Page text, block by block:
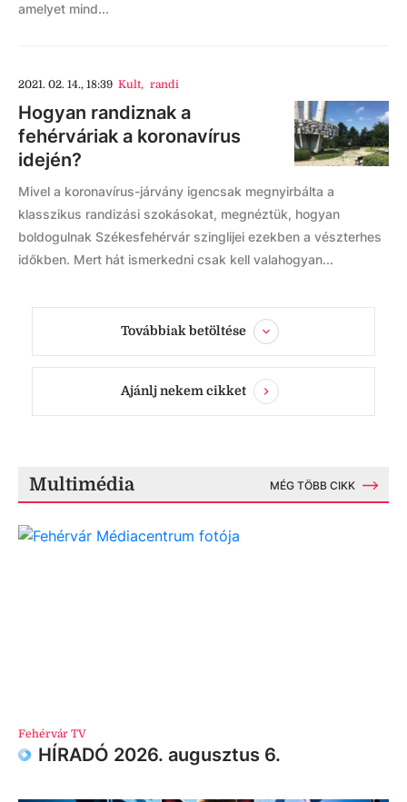
amelyet mind...
2021. 02. 14., 18:39 Kult, randi
Hogyan randiznak a
fehérváriak a koronavírus
idején?
Mivel a koronavírus-járvány igencsak megnyirbálta a
klasszikus randizási szokásokat, megnéztük, hogyan
boldogulnak Székesfehérvár szinglijei ezekben a vészterhes
időkben. Mert hát ismerkedni csak kell valahogyan...
Továbbiak betöltése
Ajánlj nekem cikket
Multimédia MÉG TÖBB CIKK
Fehérvár TV
HÍRADÓ 2026. augusztus 6.